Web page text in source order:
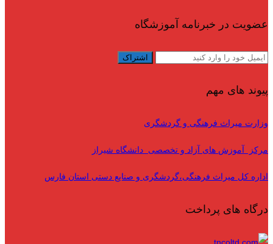
عضویت در خبرنامه آموزشگاه
پیوند های مهم
وزارت میراث فرهنگی و گردشگری
مرکز آموزش های آزاد و تخصصی دانشگاه شیراز
اداره کل میراث فرهنگی،گردشگری و صنایع دستی استان فارس
درگاه های پرداخت